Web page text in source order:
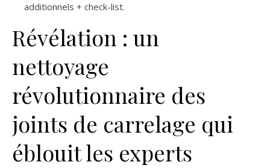
additionnels + check-list.
Révélation : un
nettoyage
révolutionnaire des
joints de carrelage qui
éblouit les experts